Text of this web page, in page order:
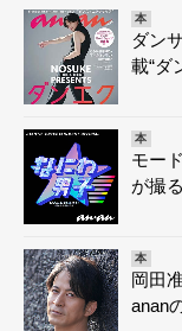
本
ダン
載“ダ
本
モー
が撮
本
岡田
anan